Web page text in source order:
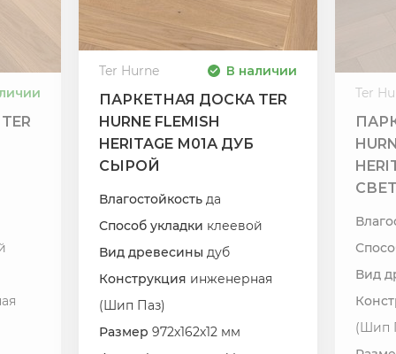
Ter Hurne В наличии
ПАРКЕТНАЯ ДОСКА TER
HURNE FLEMISH
HERITAGE М01А ДУБ
СЫРОЙ
Влагостойкость да
Способ укладки клеевой
Вид древесины дуб
Конструкция инженерная
(Шип Паз)
Размер 972х162х12 мм
Ter
Вид
(Шип